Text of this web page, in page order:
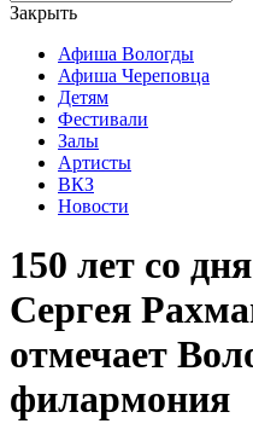
Закрыть
Афиша Вологды
Афиша Череповца
Детям
Фестивали
Залы
Артисты
ВКЗ
Новости
150 лет со
Сергея
отмечает
филармония